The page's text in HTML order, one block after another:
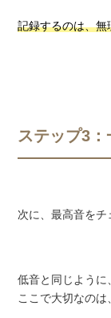
記録するのは、
ステップ3
次に、最高音をチ
低音と同じように
ここで大切なのは